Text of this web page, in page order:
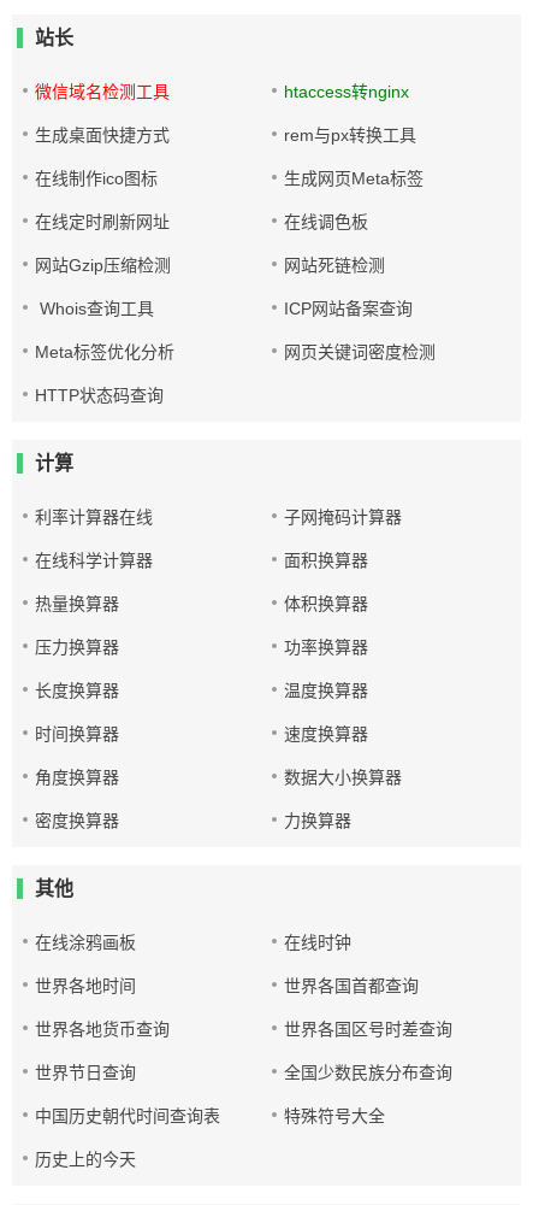
站长
微信域名检测工具 htaccess转nginx
生成桌面快捷方式 rem与px转换工具
在线制作ico图标 生成网页Meta标签
在线定时刷新网址 在线调色板
网站Gzip压缩检测 网站死链检测
Whois查询工具 ICP网站备案查询
Meta标签优化分析 网页关键词密度检测
HTTP状态码查询
计算
利率计算器在线 子网掩码计算器
在线科学计算器 面积换算器
热量换算器 体积换算器
压力换算器 功率换算器
长度换算器 温度换算器
时间换算器 速度换算器
角度换算器 数据大小换算器
密度换算器 力换算器
其他
在线涂鸦画板 在线时钟
世界各地时间 世界各国首都查询
世界各地货币查询 世界各国区号时差查询
世界节日查询 全国少数民族分布查询
中国历史朝代时间查询表 特殊符号大全
历史上的今天